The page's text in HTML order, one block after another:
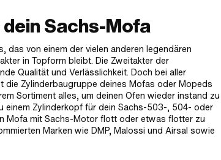
Sachs-Mofa
von einem der vielen anderen legendären
in Topform bleibt. Die Zweitakter der
Qualität und Verlässlichkeit. Doch bei aller
die Zylinderbaugruppe deines Mofas oder Mopeds
Sortiment alles, um deinen Ofen wieder instand zu
einem Zylinderkopf für dein Sachs-503-, 504- oder
Mofa mit Sachs-Motor flott oder etwas flotter zu
Marken wie DMP, Malossi und Airsal sowie